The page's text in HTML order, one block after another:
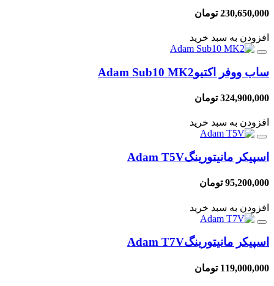
230,650,000 تومان
افزودن به سبد خرید
ساب ووفر اکتیوAdam Sub10 MK2
324,900,000 تومان
افزودن به سبد خرید
اسپیکر مانیتورینگAdam T5V
95,200,000 تومان
افزودن به سبد خرید
اسپیکر مانیتورینگAdam T7V
119,000,000 تومان